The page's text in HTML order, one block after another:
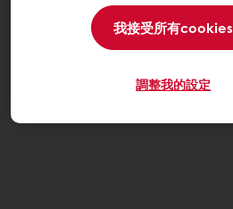
我接受所有cookies
調整我的設定